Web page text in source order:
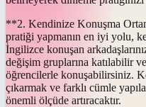
**2. Kendinize Konuşma
pratiği yapmanın en iyi yolu,
İngilizce konuşan
değişim gruplarına katılabilir
öğrencilerle konuşabilirsiniz.
çıkarmak ve farklı cümle
önemli ölçüde artıracaktır.